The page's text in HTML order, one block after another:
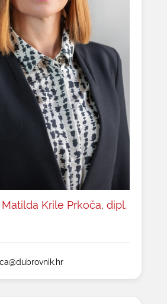
Krile Prkoča, dipl.